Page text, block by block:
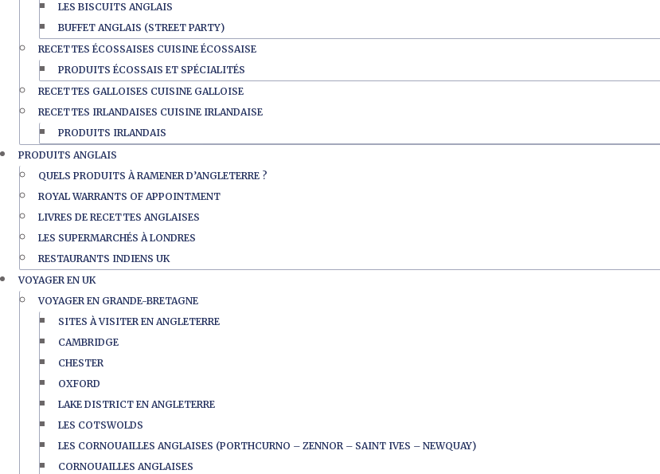
LES BISCUITS ANGLAIS
BUFFET ANGLAIS (STREET PARTY)
RECETTES ÉCOSSAISES CUISINE ÉCOSSAISE
PRODUITS ÉCOSSAIS ET SPÉCIALITÉS
RECETTES GALLOISES CUISINE GALLOISE
RECETTES IRLANDAISES CUISINE IRLANDAISE
PRODUITS IRLANDAIS
PRODUITS ANGLAIS
QUELS PRODUITS À RAMENER D’ANGLETERRE ?
ROYAL WARRANTS OF APPOINTMENT
LIVRES DE RECETTES ANGLAISES
LES SUPERMARCHÉS À LONDRES
RESTAURANTS INDIENS UK
VOYAGER EN UK
VOYAGER EN GRANDE-BRETAGNE
SITES À VISITER EN ANGLETERRE
CAMBRIDGE
CHESTER
OXFORD
LAKE DISTRICT EN ANGLETERRE
LES COTSWOLDS
LES CORNOUAILLES ANGLAISES (PORTHCURNO – ZENNOR – SAINT IVES – NEWQUAY)
CORNOUAILLES ANGLAISES